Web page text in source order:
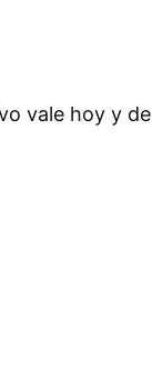
vale hoy y